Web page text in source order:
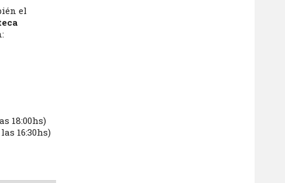
el
18:00hs)
16:30hs)